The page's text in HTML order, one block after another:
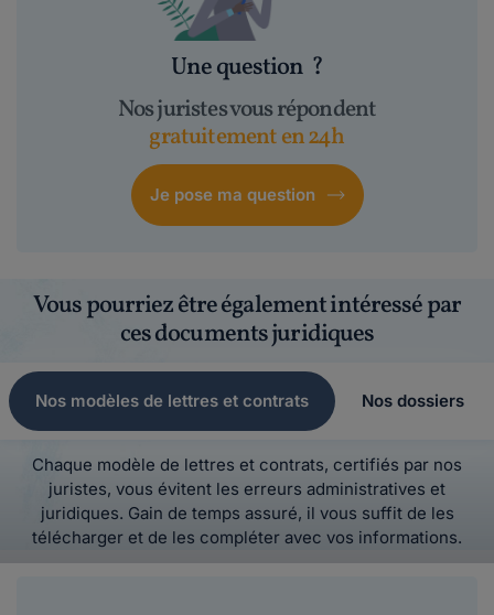
Une question ?
Nos juristes vous répondent
gratuitement en 24h
Je pose ma question
Vous pourriez être également intéressé par
ces documents juridiques
Nos modèles de lettres et contrats Nos dossiers
Chaque modèle de lettres et contrats, certifiés par nos
juristes, vous évitent les erreurs administratives et
juridiques. Gain de temps assuré, il vous suffit de les
télécharger et de les compléter avec vos informations.